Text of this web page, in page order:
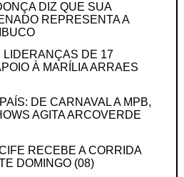
DIZ QUE SUA
REPRESENTA A
LIDERANÇAS DE 17
À MARÍLIA ARRAES
DE CARNAVAL A MPB,
AGITA ARCOVERDE
RECEBE A CORRIDA
DOMINGO (08)